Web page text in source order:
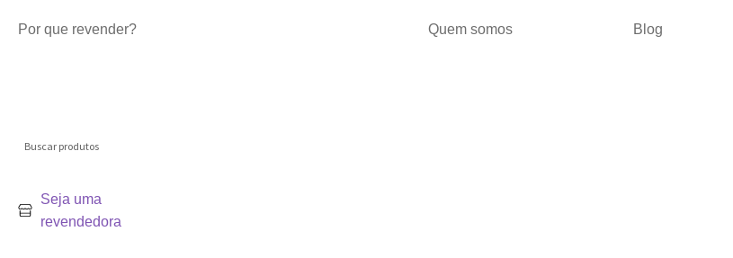
Por que revender? Quem somos Blog
Seja uma
revendedora